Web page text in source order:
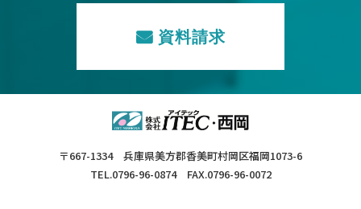
資料請求
〒667-1334 兵庫県美方郡香美町村岡区福岡1073-6
TEL.0796-96-0874 FAX.0796-96-0072